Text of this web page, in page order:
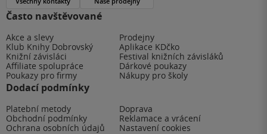
Často navštěvované
Akce a slevy
Prodejny
Klub Knihy Dobrovský
Aplikace KDčko
Knižní závisláci
Festival knižních závisláků
Affiliate spolupráce
Dárkové poukazy
Poukazy pro firmy
Nákupy pro školy
Dodací podmínky
Platební metody
Doprava
Obchodní podmínky
Reklamace a vrácení
Ochrana osobních údajů
Nastavení cookies